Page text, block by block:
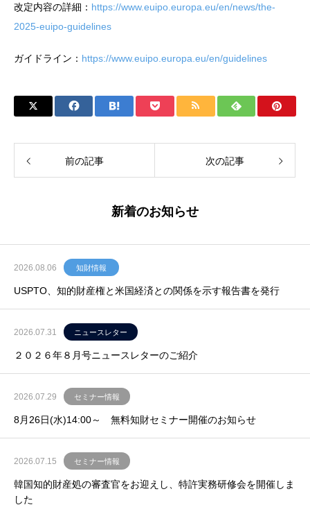
改定内容の詳細： https://www.euipo.europa.eu/en/news/the-
2025-euipo-guidelines
ガイドライン： https://www.euipo.europa.eu/en/guidelines
前の記事 次の記事
新着のお知らせ
2026.08.06 知財情報
USPTO、知的財産権と米国経済との関係を示す報告書を発行
2026.07.31 ニュースレター
２０２６年８月号ニュースレターのご紹介
2026.07.29 セミナー情報
8月26日(水)14:00～ 無料知財セミナー開催のお知らせ
2026.07.15 セミナー情報
韓国知的財産処の審査官をお迎えし、特許実務研修会を開催しま
した